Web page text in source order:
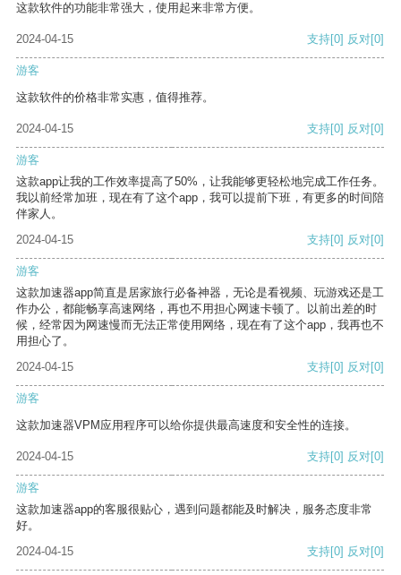
这款软件的功能非常强大，使用起来非常方便。
2024-04-15 支持[0] 反对[0]
游客
这款软件的价格非常实惠，值得推荐。
2024-04-15 支持[0] 反对[0]
游客
这款app让我的工作效率提高了50%，让我能够更轻松地完成工作任务。
我以前经常加班，现在有了这个app，我可以提前下班，有更多的时间陪
伴家人。
2024-04-15
支持[0] 反对[0]
游客
这款加速器app简直是居家旅行必备神器，无论是看视频、玩游戏还是工
作办公，都能畅享高速网络，再也不用担心网速卡顿了。以前出差的时
候，经常因为网速慢而无法正常使用网络，现在有了这个app，我再也不
用担心了。
2024-04-15
支持[0] 反对[0]
游客
这款加速器VPM应用程序可以给你提供最高速度和安全性的连接。
2024-04-15 支持[0] 反对[0]
游客
这款加速器app的客服很贴心，遇到问题都能及时解决，服务态度非常
好。
2024-04-15
支持[0] 反对[0]